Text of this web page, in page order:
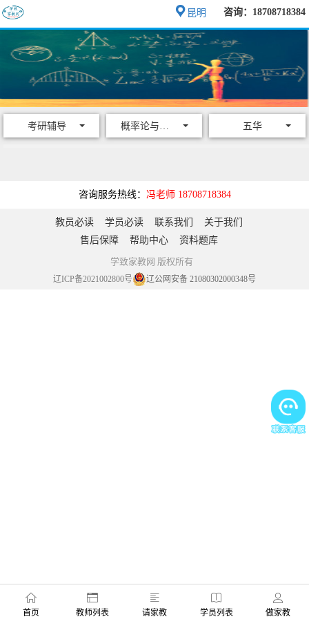
咨询：18708718384
昆明
考研辅导 概率论与数理统计 五华
咨询服务热线： 冯老师 18708718384
教员必读 学员必读 联系我们
关于我们
售后保障
帮助中心 资料题库
学致家教网 版权所有
辽ICP备2021002800号 辽公网安备 21080302000348号
首页 教师列表 请家教 学员列表 做家教